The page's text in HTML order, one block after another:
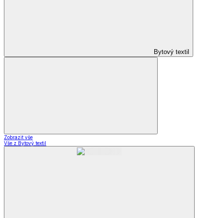
Bytový textil
Zobrazit vše
Vše z Bytový textil